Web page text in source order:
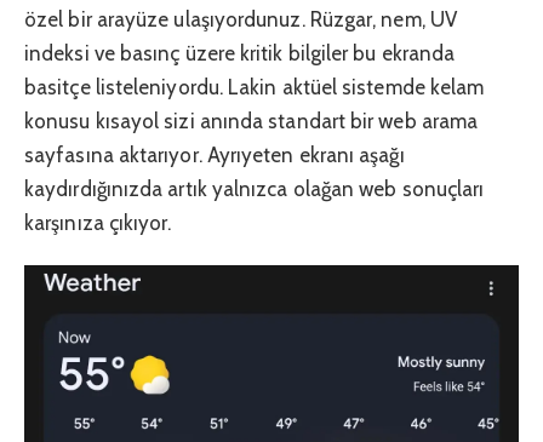
özel bir arayüze ulaşıyordunuz. Rüzgar, nem, UV
indeksi ve basınç üzere kritik bilgiler bu ekranda
basitçe listeleniyordu. Lakin aktüel sistemde kelam
konusu kısayol sizi anında standart bir web arama
sayfasına aktarıyor. Ayrıyeten ekranı aşağı
kaydırdığınızda artık yalnızca olağan web sonuçları
karşınıza çıkıyor.